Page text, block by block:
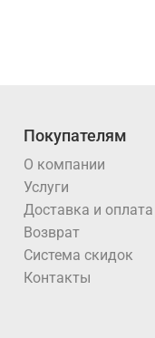
Покупателям
О компании
Услуги
Доставка и оплата
Возврат
Система скидок
Контакты